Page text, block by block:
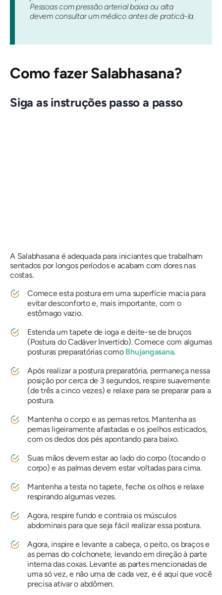
Pessoas com pressão arterial baixa ou alta
devem consultar um médico antes de praticá-la.
Como fazerSalabhasana?
Siga as instruções passo a passo
A Salabhasanaé adequada para iniciantes que trabalham
sentados por longos períodos e acabam com dores nas
costas.
Comece esta postura em uma superfície macia para
evitar desconforto e, mais importante, com o
estômago vazio.
Estenda um tapete de ioga e deite-se de bruços
(Postura do Cadáver Invertido). Comece com algumas
posturas preparatórias como Bhujangasana.
Após realizar a postura preparatória, permaneça nessa
posição por cerca de 3 segundos, respire suavemente
(de três a cinco vezes) e relaxe para se preparar para a
postura.
Mantenha o corpo e as pernas retos. Mantenha as
pernas ligeiramente afastadas e os joelhos esticados,
com os dedos dos pés apontando para baixo.
Suas mãos devem estar ao lado do corpo (tocando o
corpo) e as palmas devem estar voltadas para cima.
Mantenha a testa no tapete, feche os olhos e relaxe
respirando algumas vezes.
Agora, respire fundo e contraia os músculos
abdominais para que seja fácil realizar essa postura.
Agora, inspire e levante a cabeça, o peito, os braços e
as pernas do colchonete, levando em direção à parte
interna das coxas. Levante as partes mencionadas de
uma só vez, e não uma de cada vez, e é aqui que você
precisa ativar o abdômen.